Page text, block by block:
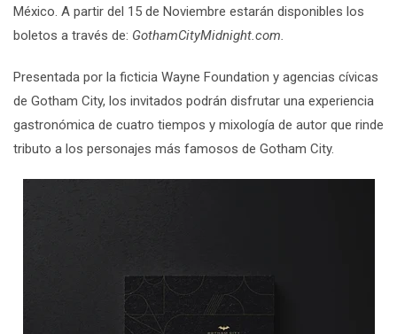
México. A partir del 15 de Noviembre estarán disponibles los
boletos a través de: GothamCityMidnight.com.
Presentada por la ficticia Wayne Foundation y agencias cívicas
de Gotham City, los invitados podrán disfrutar una experiencia
gastronómica de cuatro tiempos y mixología de autor que rinde
tributo a los personajes más famosos de Gotham City.